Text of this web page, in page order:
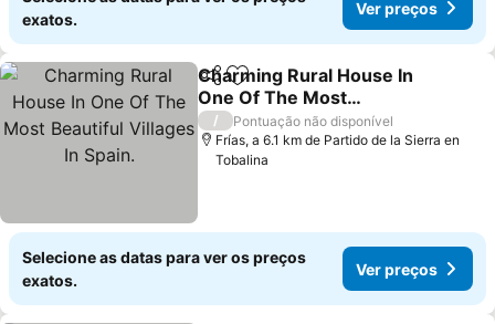
exatos.
Ver preços
PartilharAdicionar aos favoritos
Charming Rural House In
One Of The Most
Beautiful Villages In
Spain.
Ver preços
/
Pontuação não disponível
Frías, a 6.1 km de Partido de la Sierra en
Tobalina
Selecione as datas para ver os preços
exatos.
Ver preços